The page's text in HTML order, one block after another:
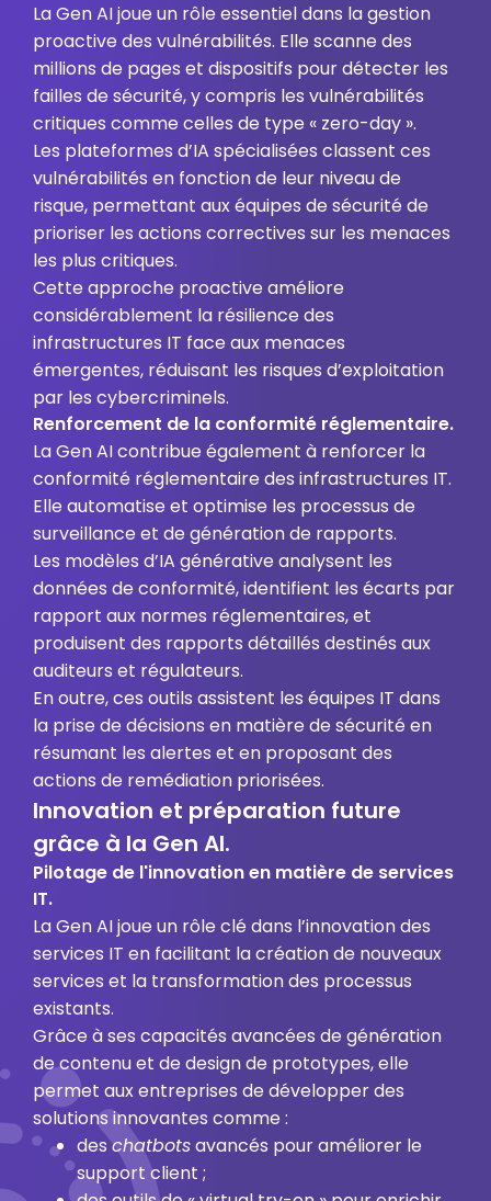
La Gen AI joue un rôle essentiel dans la gestion
proactive des vulnérabilités. Elle scanne des
millions de pages et dispositifs pour détecter les
failles de sécurité, y compris les vulnérabilités
critiques comme celles de type « zero-day ».
Les plateformes d’IA spécialisées classent ces
vulnérabilités en fonction de leur niveau de
risque, permettant aux équipes de sécurité de
prioriser les actions correctives sur les menaces
les plus critiques.
Cette approche proactive améliore
considérablement la résilience des
infrastructures IT face aux menaces
émergentes, réduisant les risques d’exploitation
par les cybercriminels.
Renforcement de la conformité réglementaire.
La Gen AI contribue également à renforcer la
conformité réglementaire des infrastructures IT.
Elle automatise et optimise les processus de
surveillance et de génération de rapports.
Les modèles d’IA générative analysent les
données de conformité, identifient les écarts par
rapport aux normes réglementaires, et
produisent des rapports détaillés destinés aux
auditeurs et régulateurs.
En outre, ces outils assistent les équipes IT dans
la prise de décisions en matière de sécurité en
résumant les alertes et en proposant des
actions de remédiation priorisées.
Innovation et préparation future
grâce à la Gen AI.
Pilotage de l'innovation en matière de services
IT.
La Gen AI joue un rôle clé dans l’innovation des
services IT en facilitant la création de nouveaux
services et la transformation des processus
existants.
Grâce à ses capacités avancées de génération
de contenu et de design de prototypes, elle
permet aux entreprises de développer des
solutions innovantes comme :
deschatbotsavancés pour améliorer le
support client ;